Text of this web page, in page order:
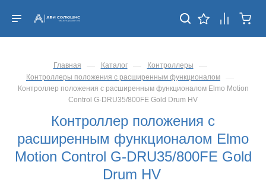
Главная — Каталог — Контроллеры —
Контроллеры положения с расширенным функционалом —
Контроллер положения с расширенным функционалом Elmo Motion
Control G-DRU35/800FE Gold Drum HV
Контроллер положения с
расширенным функционалом Elmo
Motion Control G-DRU35/800FE Gold
Drum HV